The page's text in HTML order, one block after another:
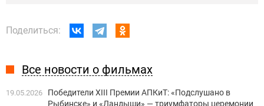
Поделиться:
Все новости о фильмах
19.05.2026
Победители XIII Премии АПКиТ: «Подслушано в
Рыбинске» и «Ландыши» — триумфаторы церемонии